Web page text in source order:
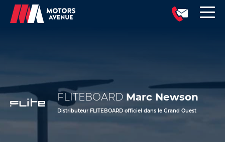
FLITEBOARD Marc Newson
Distributeur FLITEBOARD officiel dans le Grand Ouest